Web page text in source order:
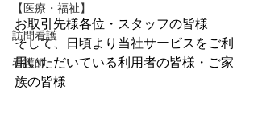
【医療・福祉】
訪問看護
看護師
お取引先様各位・スタッフの皆様
そして、日頃より当社サービスをご利
用いただいている利用者の皆様・ご家
族の皆様